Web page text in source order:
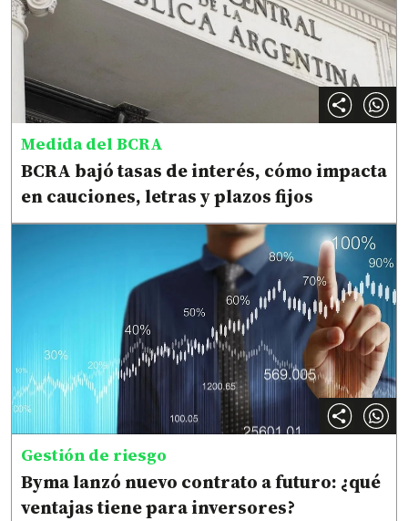
Medida del BCRA
BCRA bajó tasas de interés, cómo impacta
en cauciones, letras y plazos fijos
Gestión de riesgo
Byma lanzó nuevo contrato a futuro: ¿qué
ventajas tiene para inversores?